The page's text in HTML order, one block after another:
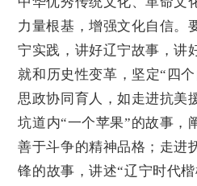
力量根基，增强文化自信。
宁实践，讲好辽宁故事，讲
就和历史性变革，坚定“四
思政协同育人，如走进抗美
坑道内“一个苹果”的故事，
善于斗争的精神品格；走进
锋的故事，讲述“辽宁时代